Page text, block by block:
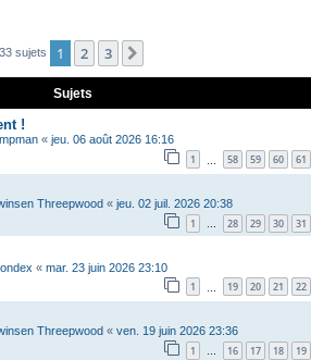
sujets 1 2 3
Sujets
!
« jeu. 06 août 2026 16:16
1 58 59 60 61
Threepwood « jeu. 02 juil. 2026 20:38
1 … 28 29 30 31
« mar. 23 juin 2026 23:10
1 19 20 21 22
Threepwood « ven. 19 juin 2026 23:36
1 … 16 17 18 19